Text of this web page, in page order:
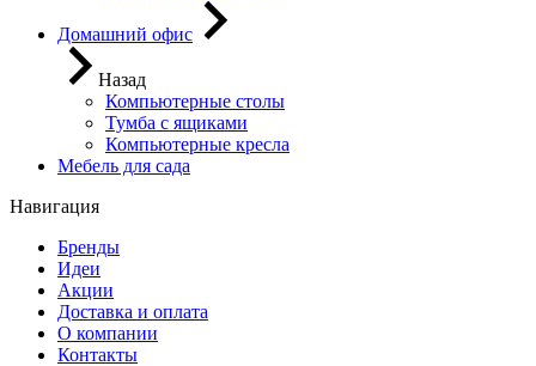
Домашний офис
Назад
Компьютерные столы
Тумба с ящиками
Компьютерные кресла
Мебель для сада
Навигация
Бренды
Идеи
Акции
Доставка и оплата
О компании
Контакты